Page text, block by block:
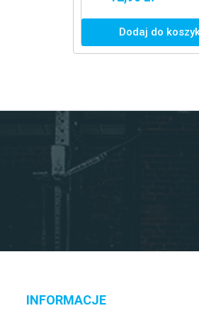
PINK RĘKAWICZKI
Wybierz smak
INFORMACJE